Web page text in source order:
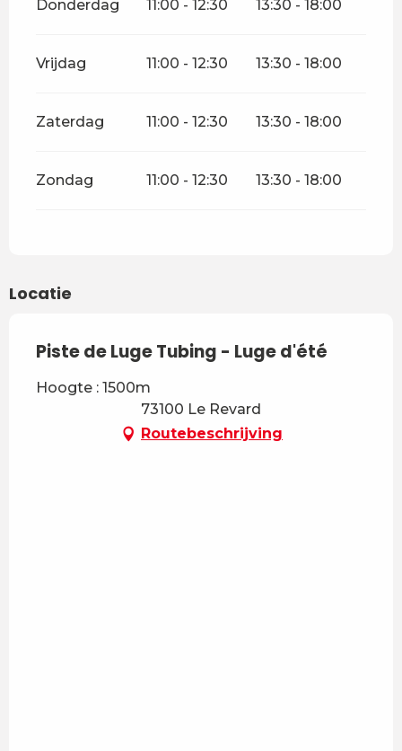
Donderdag 11:00 - 12:30 13:30 - 18:00
Vrijdag 11:00 - 12:30 13:30 - 18:00
Zaterdag 11:00 - 12:30 13:30 - 18:00
Zondag 11:00 - 12:30 13:30 - 18:00
Locatie
Piste de Luge Tubing - Luge d'été
Hoogte : 1500m
73100 Le Revard
Routebeschrijving